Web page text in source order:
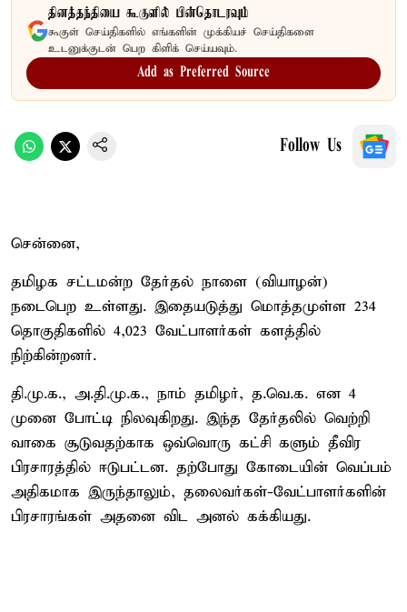
தினத்தந்தியை கூகுளில் பின்தொடரவும்
கூகுள் செய்திகளில் எங்களின் முக்கியச் செய்திகளை
உடனுக்குடன் பெற கிளிக் செய்யவும்.
Add as Preferred Source
Follow Us
சென்னை,
தமிழக சட்டமன்ற தேர்தல் நாளை (வியாழன்)
நடைபெற உள்ளது. இதையடுத்து மொத்தமுள்ள 234
தொகுதிகளில் 4,023 வேட்பாளர்கள் களத்தில்
நிற்கின்றனர்.
தி.மு.க., அ.தி.மு.க., நாம் தமிழர், த.வெ.க. என 4
முனை போட்டி நிலவுகிறது. இந்த தேர்தலில் வெற்றி
வாகை சூடுவதற்காக ஒவ்வொரு கட்சி களும் தீவிர
பிரசாரத்தில் ஈடுபட்டன. தற்போது கோடையின் வெப்பம்
அதிகமாக இருந்தாலும், தலைவர்கள்-வேட்பாளர்களின்
பிரசாரங்கள் அதனை விட அனல் கக்கியது.